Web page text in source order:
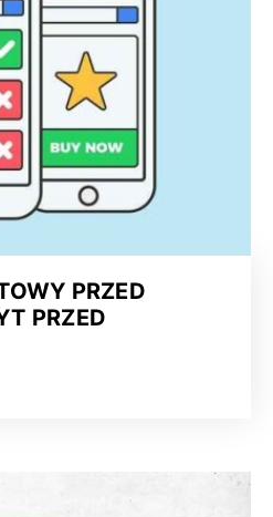
PRZED
PRZED